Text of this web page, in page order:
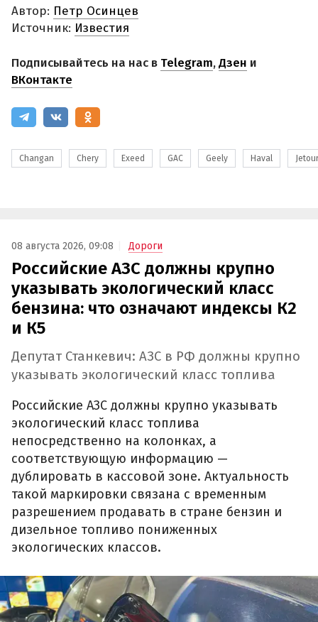
Автор: Петр Осинцев
Источник: Известия
Подписывайтесь на нас в Telegram,Дзен и
ВКонтакте
Changan Chery Exeed GAC Geely Haval Jetour
08 августа 2026, 09:08 Дороги
Российские АЗС должны крупно
указывать экологический класс
бензина: что означают индексы К2
и К5
Депутат Станкевич: АЗС в РФ должны крупно
указывать экологический класс топлива
Российские АЗС должны крупно указывать
экологический класс топлива
непосредственно на колонках, а
соответствующую информацию —
дублировать в кассовой зоне. Актуальность
такой маркировки связана с временным
разрешением продавать в стране бензин и
дизельное топливо пониженных
экологических классов.